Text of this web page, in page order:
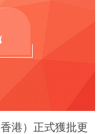
港）正式獲批更